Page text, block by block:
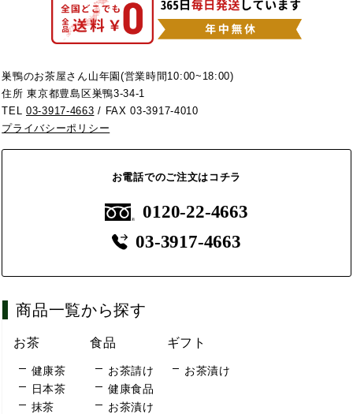
巣鴨のお茶屋さん山年園(営業時間10:00~18:00)
住所 東京都豊島区巣鴨3-34-1
TEL03-3917-4663 / FAX 03-3917-4010
プライバシーポリシー
お電話でのご注文はコチラ
0120-22-4663
03-3917-4663
商品一覧から探す
お茶
健康茶
日本茶
抹茶
食品
お茶請け
健康食品
お茶漬け
ギフト
お茶漬け